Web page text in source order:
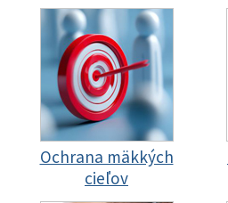
Ochrana mäkkých
cieľov